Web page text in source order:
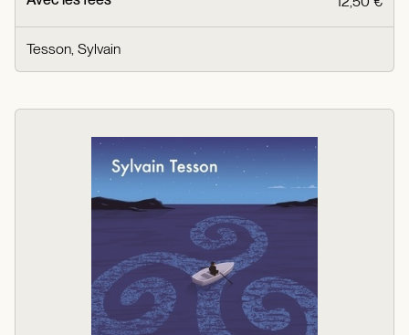
Tesson, Sylvain